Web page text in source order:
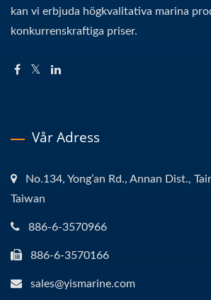
kan vi erbjuda högkvalitativa marina
konkurrenskraftiga priser.
Vår Adress
No.134, Yong’an Rd., Annan Dist.,
Taiwan
886-6-3570966
886-6-3570166
sales@yismarine.com